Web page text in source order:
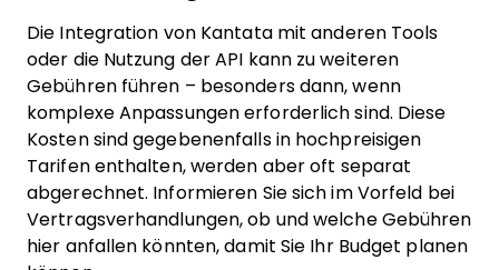
Die Integration von Kantata mit anderen Tools
oder die Nutzung der API kann zu weiteren
Gebühren führen – besonders dann, wenn
komplexe Anpassungen erforderlich sind. Diese
Kosten sind gegebenenfalls in hochpreisigen
Tarifen enthalten, werden aber oft separat
abgerechnet. Informieren Sie sich im Vorfeld bei
Vertragsverhandlungen, ob und welche Gebühren
hier anfallen könnten, damit Sie Ihr Budget planen